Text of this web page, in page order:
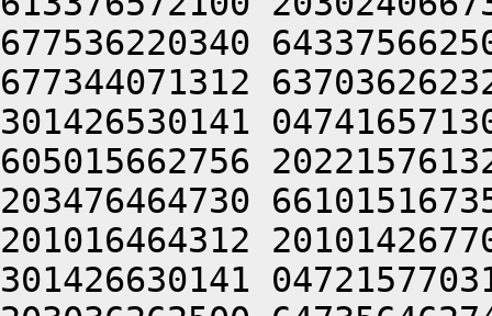
677536220340
677344071312
301426530141
605015662756
203476464730
201016464312
301426630141